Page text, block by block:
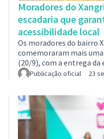
Moradores do
escadaria que
acessibilidade local
Os moradores do bairro
comemoraram mais
(20/9), com a entrega da
Maria Soares Chaves ao
segura e acessível aos
infraestrutura moderna
parte do processo de
condições mais dignas
Publicação oficial 23